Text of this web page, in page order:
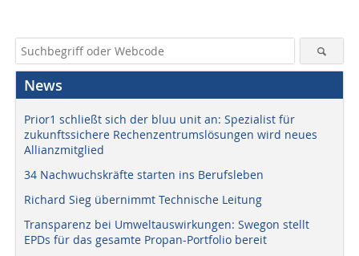
News
Prior1 schließt sich der bluu unit an: Spezialist für
zukunftssichere Rechenzentrumslösungen wird neues
Allianzmitglied
34 Nachwuchskräfte starten ins Berufsleben
Richard Sieg übernimmt Technische Leitung
Transparenz bei Umweltauswirkungen: Swegon stellt
EPDs für das gesamte Propan-Portfolio bereit